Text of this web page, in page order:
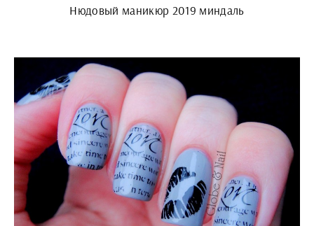
Нюдовый маникюр 2019 миндаль